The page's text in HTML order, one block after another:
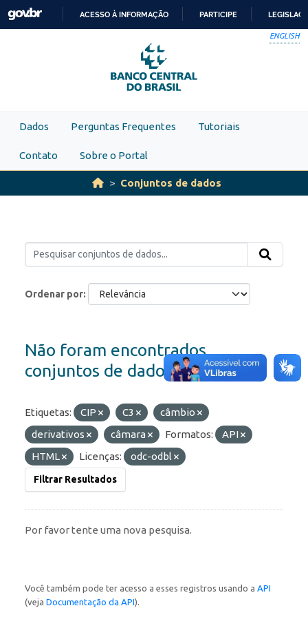
Skip to main content
PARA
O
CONTEÚDO
ACESSO À INFORMAÇÃO PARTICIPE
ENGLISH
Dados Perguntas Frequentes Tutoriais
Contato Sobre o Portal
Conjuntos de dados
Ordenar por
Não foram encontrados
conjuntos de dados
Etiquetas: CIP C3
câmbio
derivativos
câmara Formatos:
API
HTML
Licenças: odc-odbl
Filtrar Resultados
Por favor tente uma nova pesquisa.
Você também pode ter acesso a esses registros usando a API
(veja Documentação da API).